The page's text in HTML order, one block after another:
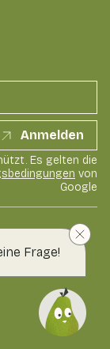
Frage!
Anmelden
Es gelten die
von
Google